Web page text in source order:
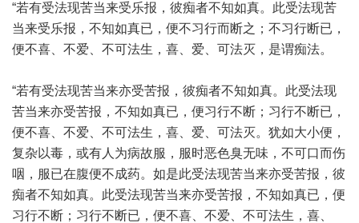
“若有受法现苦当来受乐报，彼痴者不知如真。此受法现苦
当来受乐报，不知如真已，便不习行而断之；不习行断已，
便不喜、不爱、不可法生，喜、爱、可法灭，是谓痴法。
“若有受法现苦当来亦受苦报，彼痴者不知如真。此受法现
苦当来亦受苦报，不知如真已，便习行不断；习行不断已，
便不喜、不爱、不可法生，喜、爱、可法灭。犹如大小便，
复杂以毒，或有人为病故服，服时恶色臭无味，不可口而伤
咽，服已在腹便不成药。如是此受法现苦当来亦受苦报，彼
痴者不知如真。此受法现苦当来亦受苦报，不知如真已，便
习行不断；习行不断已，便不喜、不爱、不可法生，喜、